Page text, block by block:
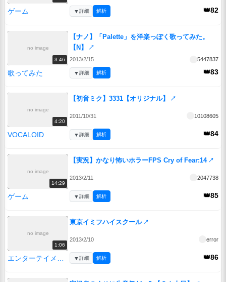
ゲーム 👑82
▼詳細 解析
no image
3:46
【ナノ】「Palette」を洋楽っぽく歌ってみた。
【N】
↗
2013/2/15 5447837
歌ってみた 👑83
▼詳細 解析
no image
4:20
【初音ミク】3331【オリジナル】 ↗
2011/10/31 10108605
VOCALOID 👑84
▼詳細 解析
no image
14:29
【実況】かなり怖いホラーFPS Cry of Fear:14 ↗
2013/2/11 2047738
ゲーム 👑85
▼詳細 解析
no image
1:06
東京イミフハイスクール ↗
2013/2/10 error
👑86
▼詳細 解析